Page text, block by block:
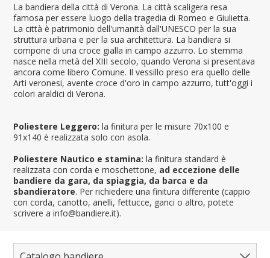
La bandiera della città di Verona. La città scaligera resa
famosa per essere luogo della tragedia di Romeo e Giulietta.
La città è patrimonio dell'umanità dall'UNESCO per la sua
struttura urbana e per la sua architettura. La bandiera si
compone di una croce gialla in campo azzurro. Lo stemma
nasce nella metà del XIII secolo, quando Verona si presentava
ancora come libero Comune. Il vessillo preso era quello delle
Arti veronesi, avente croce d'oro in campo azzurro, tutt'oggi i
colori araldici di Verona.
Poliestere Leggero: la finitura per le misure 70x100 e
91x140 è realizzata solo con asola.
Poliestere Nautico e stamina: la finitura standard è
realizzata con corda e moschettone, ad eccezione delle
bandiere da gara, da spiaggia, da barca e da
sbandieratore. Per richiedere una finitura differente (cappio
con corda, canotto, anelli, fettucce, ganci o altro, potete
scrivere a info@bandiere.it).